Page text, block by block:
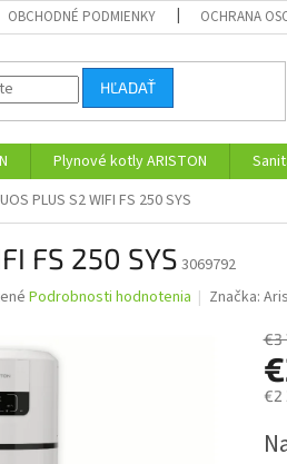
OBCHODNÉ PODMIENKY OCHRANA
HĽADAŤ
Plynové kotly ARISTON
PLUS S2 WIFI FS 250 SYS
FS 250 SYS 3069792
Podrobnosti hodnotenia Značka:
€3
€2